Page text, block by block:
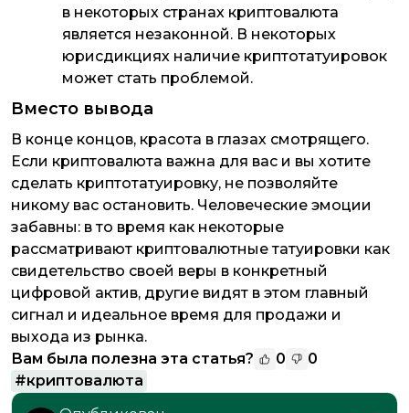
в некоторых странах криптовалюта
является незаконной. В некоторых
юрисдикциях наличие криптотатуировок
может стать проблемой.
Вместо вывода
В конце концов, красота в глазах смотрящего.
Если криптовалюта важна для вас и вы хотите
сделать криптотатуировку, не позволяйте
никому вас остановить. Человеческие эмоции
забавны: в то время как некоторые
рассматривают криптовалютные татуировки как
свидетельство своей веры в конкретный
цифровой актив, другие видят в этом главный
сигнал и идеальное время для продажи и
выхода из рынка.
Вам была полезна эта статья?
0
0
#криптовалюта